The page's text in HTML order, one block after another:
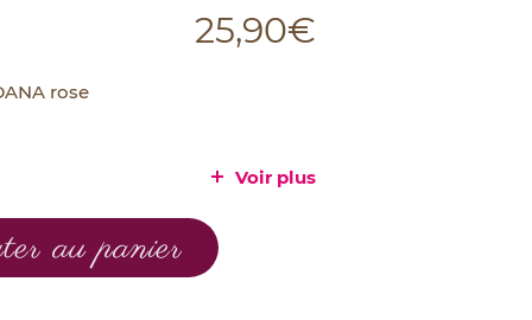
25,90€
rose
Voir plus
au panier